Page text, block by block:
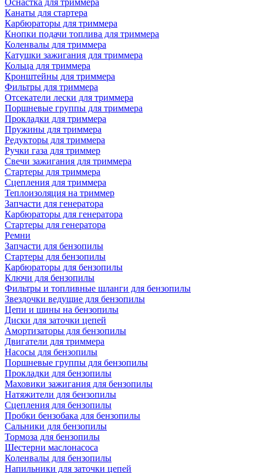
Оснастка для триммера
Канаты для стартера
Карбюраторы для триммера
Кнопки подачи топлива для триммера
Коленвалы для триммера
Катушки зажигания для триммера
Кольца для триммера
Кронштейны для триммера
Фильтры для триммера
Отсекатели лески для триммера
Поршневые группы для триммера
Прокладки для триммера
Пружины для триммера
Редукторы для триммера
Ручки газа для триммер
Свечи зажигания для триммера
Стартеры для триммера
Сцепления для триммера
Теплоизоляция на триммер
Запчасти для генератора
Карбюраторы для генератора
Стартеры для генератора
Ремни
Запчасти для бензопилы
Стартеры для бензопилы
Карбюраторы для бензопилы
Ключи для бензопилы
Фильтры и топливные шланги для бензопилы
Звездочки ведущие для бензопилы
Цепи и шины на бензопилы
Диски для заточки цепей
Амортизаторы для бензопилы
Двигатели для триммера
Насосы для бензопилы
Поршневые группы для бензопилы
Прокладки для бензопилы
Маховики зажигания для бензопилы
Натяжители для бензопилы
Сцепления для бензопилы
Пробки бензобака для бензопилы
Сальники для бензопилы
Тормоза для бензопилы
Шестерни маслонасоса
Коленвалы для бензопилы
Напильники для заточки цепей